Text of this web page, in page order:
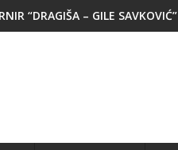
“DRAGIŠA – GILE SAVKOVIĆ”